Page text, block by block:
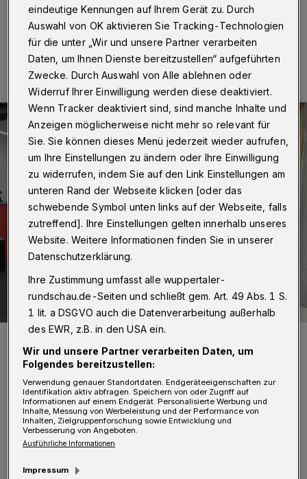
13.06.2024 , 10:00 Uhr Eine Minute Lesezeit
Blick in das „Café Cosa“ (Archivbild).
Foto: Simone Bahrmann
„Bisher wurden beide Projekte vom Jobcenter
eindeutige Kennungen auf Ihrem Gerät zu. Durch
Auswahl von OK aktivieren Sie Tracking-Technologien
für die unter „Wir und unsere Partner verarbeiten
Daten, um Ihnen Dienste bereitzustellen“ aufgeführten
Zwecke. Durch Auswahl von Alle ablehnen oder
Widerruf Ihrer Einwilligung werden diese deaktiviert.
Wenn Tracker deaktiviert sind, sind manche Inhalte und
Anzeigen möglicherweise nicht mehr so relevant für
Sie. Sie können dieses Menü jederzeit wieder aufrufen,
um Ihre Einstellungen zu ändern oder Ihre Einwilligung
zu widerrufen, indem Sie auf den Link Einstellungen am
unteren Rand der Webseite klicken [oder das
schwebende Symbol unten links auf der Webseite, falls
zutreffend]. Ihre Einstellungen gelten innerhalb unseres
Website. Weitere Informationen finden Sie in unserer
Datenschutzerklärung.
Ihre Zustimmung umfasst alle wuppertaler-
rundschau.de-Seiten und schließt gem. Art. 49 Abs. 1 S.
1 lit. a DSGVO auch die Datenverarbeitung außerhalb
des EWR, z.B. in den USA ein.
Wir und unsere Partner verarbeiten Daten, um
Folgendes bereitzustellen:
Verwendung genauer Standortdaten. Endgeräteeigenschaften zur
Identifikation aktiv abfragen. Speichern von oder Zugriff auf
Informationen auf einem Endgerät. Personalisierte Werbung und
Inhalte, Messung von Werbeleistung und der Performance von
Inhalten, Zielgruppenforschung sowie Entwicklung und
Verbesserung von Angeboten.
Ausführliche Informationen
Impressum